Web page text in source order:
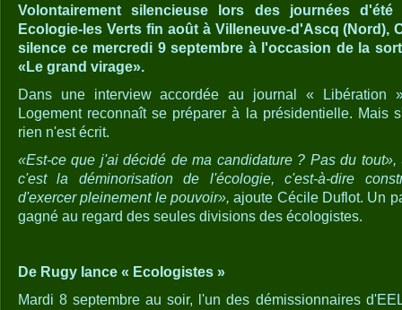
Volontairement silencieuse lors des journées
Ecologie-les Verts fin août à Villeneuve-d'Ascq (Nord),
silence ce mercredi 9 septembre à l'occasion de la
«Le grand virage».
Dans une interview accordée au journal « Libération
Logement reconnaît se préparer à la présidentielle. Mais
rien n'est écrit.
«Est-ce que j'ai décidé de ma candidature ? Pas du tout»,
c'est la déminorisation de l'écologie, c'est-à-dire
d'exercer pleinement le pouvoir», ajoute Cécile Duflot. Un
gagné au regard des seules divisions des écologistes.
De Rugy lance « Ecologistes »
Mardi 8 septembre au soir, l'un des démissionnaires